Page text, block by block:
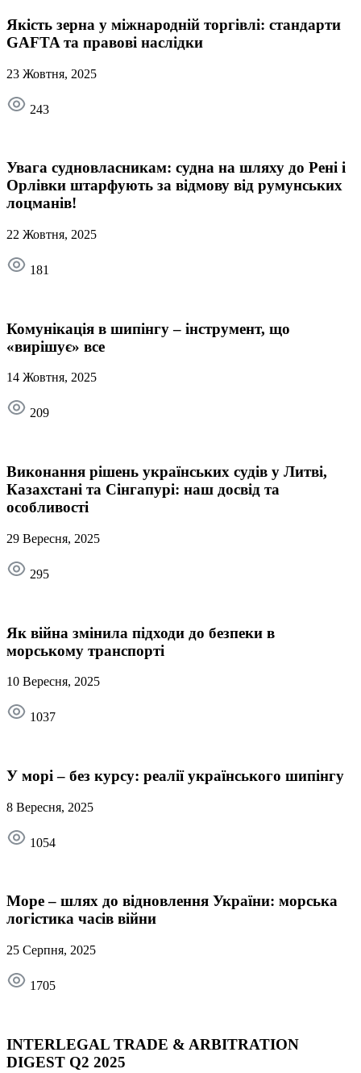
Якість зерна у міжнародній торгівлі: стандарти
GAFTA та правові наслідки
23 Жовтня, 2025
243
Увага судновласникам: судна на шляху до Рені і
Орлівки штарфують за відмову від румунських
лоцманів!
22 Жовтня, 2025
181
Комунікація в шипінгу – інструмент, що
«вирішує» все
14 Жовтня, 2025
209
Виконання рішень українських судів у Литві,
Казахстані та Сінгапурі: наш досвід та
особливості
29 Вересня, 2025
295
Як війна змінила підходи до безпеки в
морському транспорті
10 Вересня, 2025
1037
У морі – без курсу: реалії українського шипінгу
8 Вересня, 2025
1054
Море – шлях до відновлення України: морська
логістика часів війни
25 Серпня, 2025
1705
INTERLEGAL TRADE & ARBITRATION
DIGEST Q2 2025